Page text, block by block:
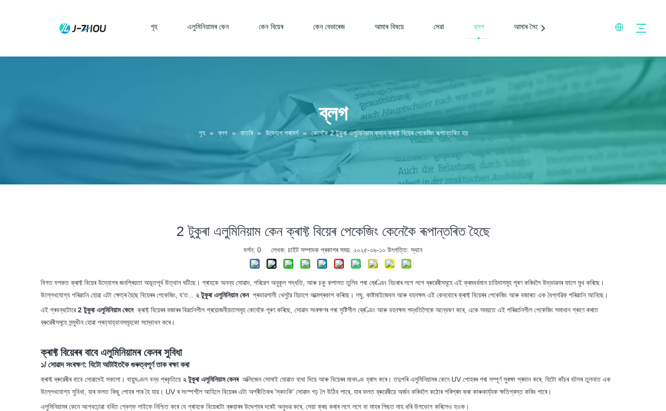
গৃহ এলুমিনিয়ামৰ কেন কেন বিয়েৰ কেন বেভাৰেজ আমাৰ বিষয়ে সেৱা ব্লগ আমাৰ সৈতে যোগাযোগ কৰক
ব্লগ
গৃহ » ব্লগ » বাতৰি » উদ্যোগ পৰামৰ্শ » কেনেকৈ 2 টুকুৰা এলুমিনিয়াম ক্যান ক্ৰাফ্ট বিয়েৰ পেকেজিং ৰূপান্তৰিত হয়
2 টুকুৰা এলুমিনিয়াম কেন ক্ৰাফ্ট বিয়েৰ পেকেজিং কেনেকৈ ৰূপান্তৰিত হৈছে
দৰ্শন: 0 লেখক: চাইট সম্পাদক প্ৰকাশৰ সময়: ২০২৫-০৬-১০ উৎপত্তি:স্থান
বিগত দশকত ক্ৰাফ্ট বিয়েৰ উদ্যোগৰ জনপ্ৰিয়তা অভূতপূৰ্ব উত্থান ঘটিছে। গ্ৰাহকে অনন্য সোৱাদ, পৰিৱেশ অনুকূল পদ্ধতি, আৰু চকু কপালত তুলিব পৰা ব্ৰেণ্ডিং বিচৰাৰ লগে লগে ব্ৰুৱেৰীসমূহে এই ক্ৰমবৰ্ধমান চাহিদাসমূহ পূৰণ কৰিবলৈ উদ্ভাৱনৰ ফালে মুখ কৰিছে।
উল্লেখযোগ্য পৰিৱৰ্তন হোৱা এটা ক্ষেত্ৰ হৈছে বিয়েৰৰ পেকেজিং, য’ত... ২ টুকুৰা এলুমিনিয়াম কেন প্ৰভাৱশালী খেলুৱৈ হিচাপে আত্মপ্ৰকাশ কৰিছে। লঘু, কাষ্টমাইজেবল আৰু বহনক্ষম এই কেনবোৰে ক্ৰাফ্ট বিয়েৰৰ পেকেজিং আৰু বজাৰত এক বৈপ্লৱিক পৰিৱৰ্তন আনিছে।
এই প্ৰবন্ধটোৱে2 টুকুৰা এলুমিনিয়াম কেনে ক্ৰাফ্ট বিয়েৰৰ বজাৰৰ বিৱৰ্তনশীল প্ৰয়োজনীয়তাসমূহ কেনেকৈ পূৰণ কৰিছে, সোৱাদ সংৰক্ষণৰ পৰা সৃষ্টিশীল ব্ৰেণ্ডিং আৰু বহনক্ষম পদ্ধতিলৈকে অন্বেষণ কৰে, একে সময়তে এই পৰিৱৰ্তনশীল পেকেজিং সমাধান গ্ৰহণ কৰাত
ব্ৰুৱেৰীসমূহে সন্মুখীন হোৱা প্ৰত্যাহ্বানসমূহকো সম্বোধন কৰে।
ক্ৰাফ্ট বিয়েৰৰ বাবে এলুমিনিয়ামৰ কেনৰ সুবিধা
১/ সোৱাদ সংৰক্ষণ: যিটো আটাইতকৈ গুৰুত্বপূৰ্ণ তাক ৰক্ষা কৰা
ক্ৰাফ্ট ব্ৰুৱেৰীৰ বাবে সোৱাদেই সকলো। বায়ুমণ্ডল বন্ধ প্ৰকৃতিয়ে ২ টুকুৰা এলুমিনিয়াম কেনৰ অক্সিজেন সোমাই যোৱাত বাধা দিয়ে আৰু বিয়েৰৰ মানদণ্ড হ্ৰাস কৰে। তদুপৰি এলুমিনিয়ামৰ কেনে UV পোহৰৰ পৰা সম্পূৰ্ণ সুৰক্ষা প্ৰদান কৰে, যিটো কাঁচৰ বটলৰ তুলনাত এক
উল্লেখযোগ্য সুবিধা, যাৰ ফলত কিছু পোহৰ পাৰ হৈ যায়। UV ৰ সংস্পৰ্শলৈ আহিলে বিয়েৰৰ এটা অপ্ৰীতিকৰ 'স্কাংকি' সোৱাদ গঢ় লৈ উঠিব পাৰে, যাৰ ফলত ব্ৰুৱেৰীয়ে অৰ্জন কৰিবলৈ কঠোৰ পৰিশ্ৰম কৰা কাৰুকাৰ্য্যক ক্ষতিগ্ৰস্ত কৰিব পাৰে।
এলুমিনিয়ামৰ কেনে আগবঢ়োৱা বৰ্ধিত শ্বেল্ফ লাইফে নিশ্চিত কৰে যে গ্ৰাহকে বিয়েৰটো ব্ৰুয়াৰৰ উদ্দেশ্যৰ দৰেই অনুভৱ কৰে, সেয়া ক্ৰয় কৰাৰ লগে লগে বা মাহৰ পিছত মাহ ধৰি উপভোগ কৰিলেও হওক।